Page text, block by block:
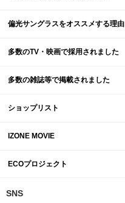
偏光サングラスをオススメする理由
多数のTV・映画で採用されました
多数の雑誌等で掲載されました
ショップリスト
IZONE MOVIE
ECOプロジェクト
SNS